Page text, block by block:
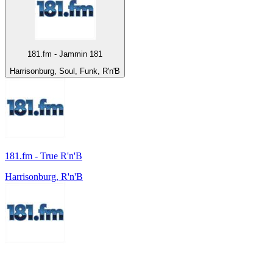
181.fm - Jammin 181
Harrisonburg, Soul, Funk, R'n'B
181.fm - True R'n'B
Harrisonburg, R'n'B